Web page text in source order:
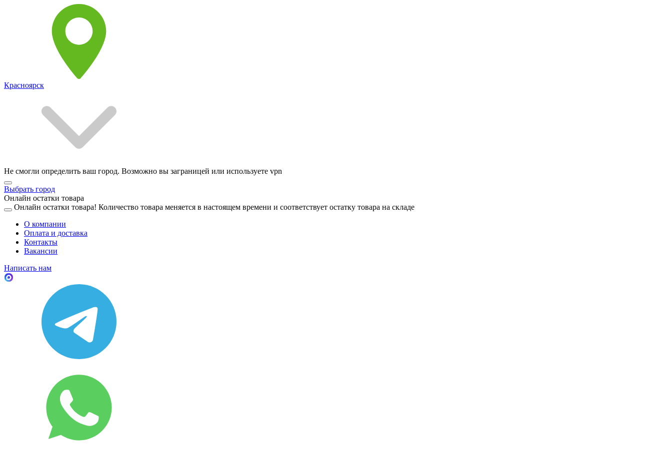
Красноярск
Не смогли определить ваш город. Возможно вы заграницей или используете vpn
Выбрать город
Онлайн остатки товара
Онлайн остатки товара! Количество товара меняется в настоящем времени и соответствует остатку товара на складе
О компании
Оплата и доставка
Контакты
Вакансии
Написать нам